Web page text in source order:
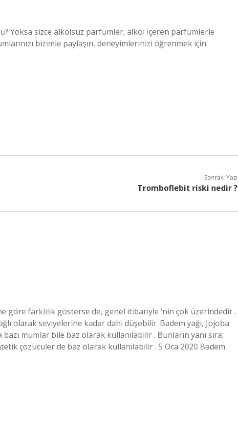
Yoksa sizce alkolsüz parfümler, alkol içeren parfümlerle
bizimle paylaşın, deneyimlerinizi öğrenmek için
Sonraki Yazı
Tromboflebit riski nedir ?
göre farklılık gösterse de, genel itibariyle ‘nin çok üzerindedir .
olarak seviyelerine kadar dahi düşebilir. Badem yağı, Jojoba
mumlar bile baz olarak kullanılabilir . Bunların yanı sıra;
çözücüler de baz olarak kullanılabilir . 5 Oca 2020 Badem